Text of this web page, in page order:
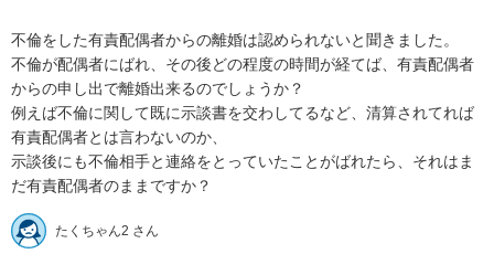
不倫をした有責配偶者からの離婚は認められないと聞きました。
不倫が配偶者にばれ、その後どの程度の時間が経てば、有責配偶者
からの申し出で離婚出来るのでしょうか？
例えば不倫に関して既に示談書を交わしてるなど、清算されてれば
有責配偶者とは言わないのか、
示談後にも不倫相手と連絡をとっていたことがばれたら、それはま
だ有責配偶者のままですか？
たくちゃん2 さん